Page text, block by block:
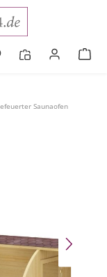
Saunaofen